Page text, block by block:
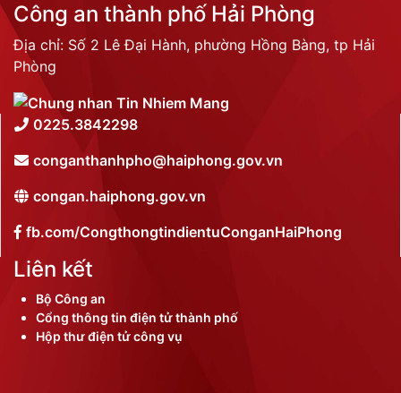
Công an thành phố Hải Phòng
Địa chỉ: Số 2 Lê Đại Hành, phường Hồng Bàng, tp Hải
Phòng
0225.3842298
conganthanhpho@haiphong.gov.vn
congan.haiphong.gov.vn
fb.com/CongthongtindientuConganHaiPhong
Liên kết
Bộ Công an
Cổng thông tin điện tử thành phố
Hộp thư điện tử công vụ